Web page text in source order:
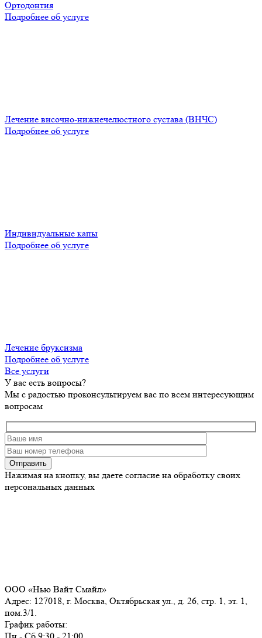
Ортодонтия
Подробнее об услуге
Лечение височно-нижнечелюстного сустава (ВНЧС)
Подробнее об услуге
Индивидуальные капы
Подробнее об услуге
Лечение бруксизма
Подробнее об услуге
Все услуги
У вас есть вопросы?
Мы с радостью проконсультируем вас по всем интересующим
вопросам
Нажимая на кнопку, вы даете согласие на обработку своих
персональных данных
ООО «Нью Вайт Смайл»
Адрес: 127018, г. Москва, Октябрьская ул., д. 26, стр. 1, эт. 1,
пом.3/1.
График работы: